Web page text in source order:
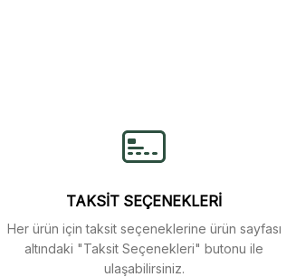
TAKSİT SEÇENEKLERİ
Her ürün için taksit seçeneklerine ürün sayfası
altındaki "Taksit Seçenekleri" butonu ile
ulaşabilirsiniz.